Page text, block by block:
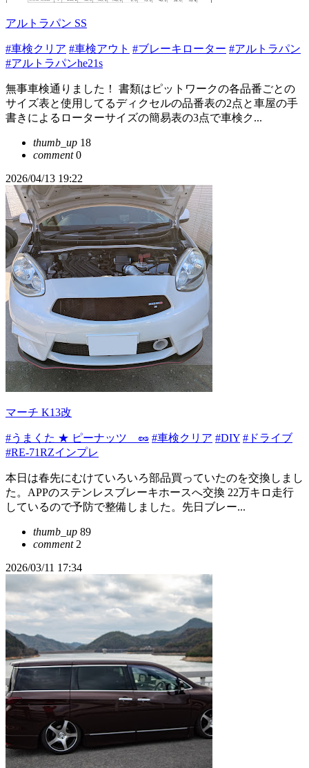
アルトラパン SS
#車検クリア #車検アウト #ブレーキローター #アルトラパン
#アルトラパンhe21s
無事車検通りました！ 書類はピットワークの各品番ごとの
サイズ表と使用してるディクセルの品番表の2点と車屋の手
書きによるローターサイズの簡易表の3点で車検ク...
thumb_up 18
comment0
2026/04/13 19:22
マーチ K13改
#うまくた ★ ピーナッツ 🥜 #車検クリア #DIY #ドライブ
#RE-71RZインプレ
本日は春先にむけていろいろ部品買っていたのを交換しまし
た。APPのステンレスブレーキホースへ交換 22万キロ走行
しているので予防で整備しました。先日ブレー...
thumb_up 89
comment2
2026/03/11 17:34